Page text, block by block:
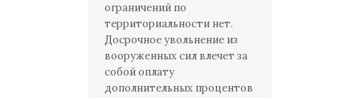
ограничений по
территориальности нет.
Досрочное увольнение из
вооруженных сил влечет за
собой оплату
дополнительных процентов